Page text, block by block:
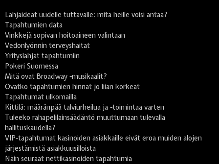
Lahjaideat uudelle tuttavalle: mitä heille voisi antaa?
Tapahtumien data
Vinkkejä sopivan hoitoaineen valintaan
Vedonlyönnin terveyshaitat
Yrityslahjat tapahtumiin
Pokeri Suomessa
Mitä ovat Broadway -musikaalit?
Ovatko tapahtumien hinnat jo liian korkeat
Tapahtumat ulkomailla
Kittilä: määränpää talviurheilua ja -toimintaa varten
Tuleeko rahapelilainsäädäntö muuttumaan tulevalla
hallituskaudella?
VIP-tapahtumat kasinoiden asiakkaille eivät eroa muiden alojen
järjestämistä asiakkuusilloista
Näin seuraat nettikasinoiden tapahtumia